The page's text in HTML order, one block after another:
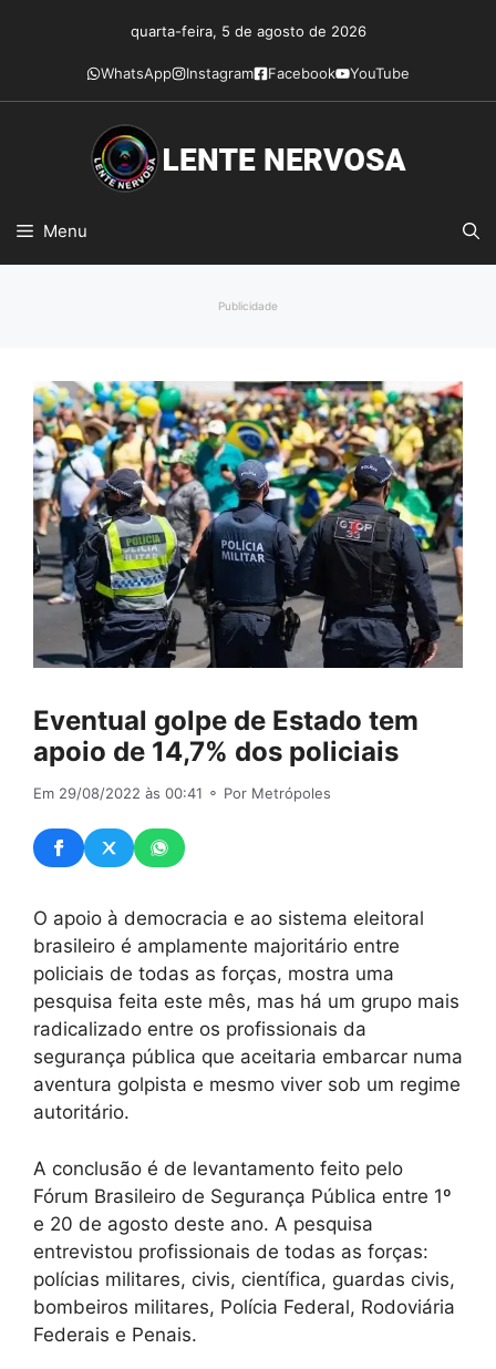
conteúdo
quarta-feira, 5 de agosto de 2026
WhatsApp Instagram Facebook YouTube
Menu
Publicidade
Eventual golpe de Estado tem
apoio de 14,7% dos policiais
Em 29/08/2022 às 00:41 ⚬ Por Metrópoles
O apoio à democracia e ao sistema eleitoral
brasileiro é amplamente majoritário entre
policiais de todas as forças, mostra uma
pesquisa feita este mês, mas há um grupo mais
radicalizado entre os profissionais da
segurança pública que aceitaria embarcar numa
aventura golpista e mesmo viver sob um regime
autoritário.
A conclusão é de levantamento feito pelo
Fórum Brasileiro de Segurança Pública entre 1º
e 20 de agosto deste ano. A pesquisa
entrevistou profissionais de todas as forças:
polícias militares, civis, científica, guardas civis,
bombeiros militares, Polícia Federal, Rodoviária
Federais e Penais.